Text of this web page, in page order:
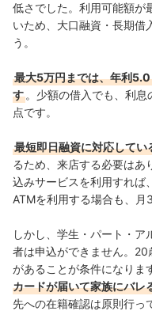
低さでした。利用可能額
いため、大口融資・長期借
う。
最大5万円までは、年利
す 。少額の借入でも、利
点です。
最短即日融資に対応してい
るため、来店する必要はあ
込みサービスを利用すれば
ATMを利用する場合も、月
しかし、学生・パート・ア
者は申込ができません。
があることが条件になりま
カードが届いて家族にバレ
先への在籍確認は原則行っ